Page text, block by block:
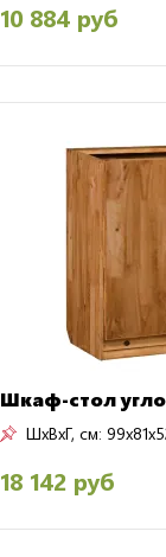
10 884 руб
Шкаф-стол
ШxВxГ, см:
18 142 руб